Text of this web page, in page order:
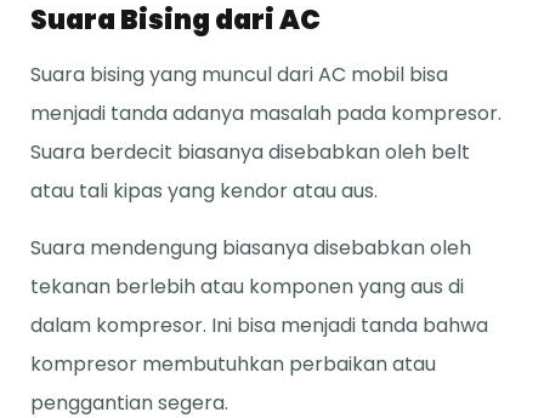
Suara Bising dari AC
Suara bising yang muncul dari AC mobil bisa
menjadi tanda adanya masalah pada kompresor.
Suara berdecit biasanya disebabkan oleh belt
atau tali kipas yang kendor atau aus.
Suara mendengung biasanya disebabkan oleh
tekanan berlebih atau komponen yang aus di
dalam kompresor. Ini bisa menjadi tanda bahwa
kompresor membutuhkan perbaikan atau
penggantian segera.